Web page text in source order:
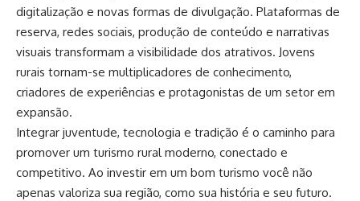
digitalização e novas formas de divulgação. Plataformas de
reserva, redes sociais, produção de conteúdo e narrativas
visuais transformam a visibilidade dos atrativos. Jovens
rurais tornam-se multiplicadores de conhecimento,
criadores de experiências e protagonistas de um setor em
expansão.
Integrar juventude, tecnologia e tradição é o caminho para
promover um turismo rural moderno, conectado e
competitivo. Ao investir em um bom turismo você não
apenas valoriza sua região, como sua história e seu futuro.